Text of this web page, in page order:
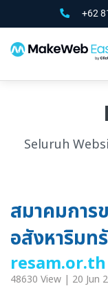
+62
Seluruh
สมาคมการ
อสังหาริมท
resam.or.th
48630 View | 20 Jun